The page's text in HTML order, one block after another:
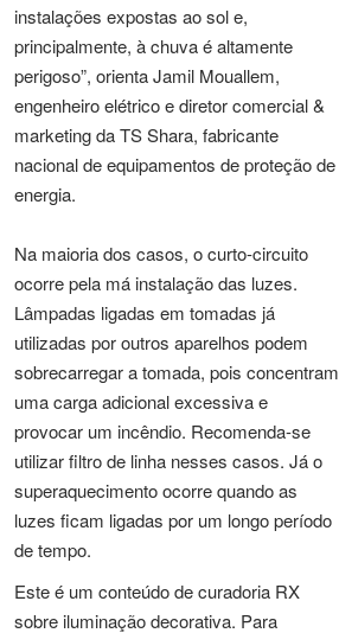
instalações expostas ao sol e,
principalmente, à chuva é altamente
perigoso”, orienta Jamil Mouallem,
engenheiro elétrico e diretor comercial &
marketing da TS Shara, fabricante
nacional de equipamentos de proteção de
energia.
Na maioria dos casos, o curto-circuito
ocorre pela má instalação das luzes.
Lâmpadas ligadas em tomadas já
utilizadas por outros aparelhos podem
sobrecarregar a tomada, pois concentram
uma carga adicional excessiva e
provocar um incêndio. Recomenda-se
utilizar filtro de linha nesses casos. Já o
superaquecimento ocorre quando as
luzes ficam ligadas por um longo período
de tempo.
Este é um conteúdo de curadoria RX
sobre iluminação decorativa. Para